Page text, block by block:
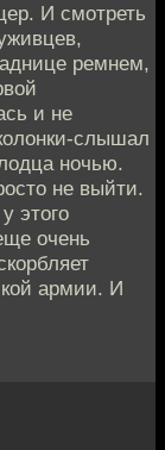
И смотреть
ремнем,
и не
слышал
ночью.
не выйти.
этого
очень
армии. И